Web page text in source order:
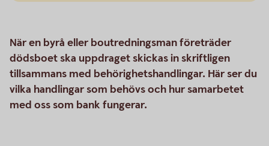
När en byrå eller boutredningsman företräder
dödsboet ska uppdraget skickas in skriftligen
tillsammans med behörighetshandlingar. Här ser du
vilka handlingar som behövs och hur samarbetet
med oss som bank fungerar.